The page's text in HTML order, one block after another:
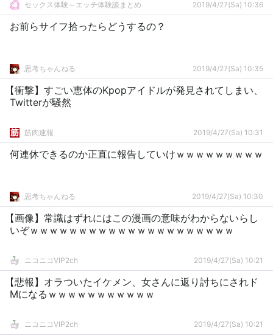
セックス体験～エッチ体験談まとめ 2019/4/27(Sa) 10:36
お前らサイフ拾ったらどうするの？
思考ちゃんねる 2019/4/27(Sa) 10:35
【衝撃】すごい恵体のKpopアイドルが発見されてしまい、
Twitterが騒然
筋肉速報 2019/4/27(Sa) 10:31
何連休できるのか正直に報告していけｗｗｗｗｗｗｗｗｗ
思考ちゃんねる 2019/4/27(Sa) 10:30
【画像】常識はずれにはこの漫画の意味がわからないらし
いぞｗｗｗｗｗｗｗｗｗｗｗｗｗｗｗｗｗｗｗｗｗ
ニコニコVIP2ch 2019/4/27(Sa) 10:21
【悲報】オラついたイケメン、女さんに返り討ちにされド
Mになるｗｗｗｗｗｗｗｗｗｗｗ
ニコニコVIP2ch 2019/4/27(Sa) 10:21